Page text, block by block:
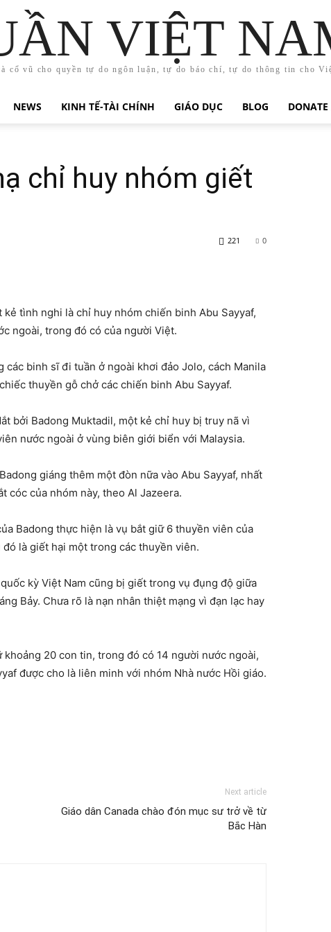
VIỆT
cổ vũ cho quyền tự do ngôn luận, tự do báo chí, tự do thông tin cho
NEWS KINH TẾ-TÀI CHÍNH GIÁO DỤC BLOG
chỉ huy nhóm giết
0
221
tình nghi là chỉ huy nhóm chiến binh Abu Sayyaf,
ngoài, trong đó có của người Việt.
binh sĩ đi tuần ở ngoài khơi đảo Jolo, cách Manila
thuyền gỗ chở các chiến binh Abu Sayyaf.
bởi Badong Muktadil, một kẻ chỉ huy bị truy nã vì
nước ngoài ở vùng biên giới biển với Malaysia.
giáng thêm một đòn nữa vào Abu Sayyaf, nhất
cóc của nhóm này, theo Al Jazeera.
Badong thực hiện là vụ bắt giữ 6 thuyền viên của
là giết hại một trong các thuyền viên.
kỳ Việt Nam cũng bị giết trong vụ đụng độ giữa
Bảy. Chưa rõ là nạn nhân thiệt mạng vì đạn lạc hay
20 con tin, trong đó có 14 người nước ngoài,
được cho là liên minh với nhóm Nhà nước Hồi giáo.
Next article
Giáo dân Canada chào đón mục sư trở về từ
Bắc Hàn